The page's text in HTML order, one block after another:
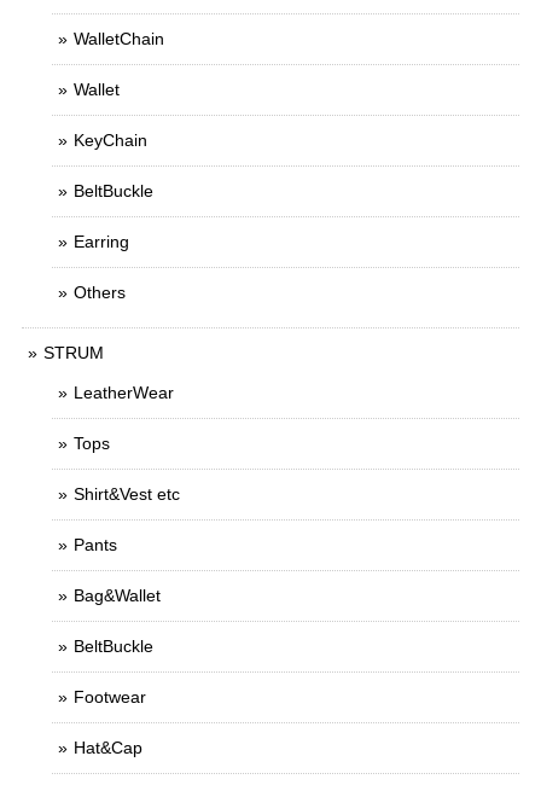
WalletChain
Wallet
KeyChain
BeltBuckle
Earring
Others
STRUM
LeatherWear
Tops
Shirt&Vest etc
Pants
Bag&Wallet
BeltBuckle
Footwear
Hat&Cap